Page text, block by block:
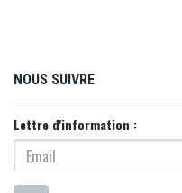
NOUS SUIVRE
Lettre d'information :